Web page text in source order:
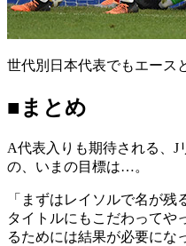
世代別日本代表でもエース
■まとめ
A代表入りも期待される、J
の、いまの目標は…。
「まずはレイソルで名が残
タイトルにもこだわってや
るためには結果が必要にな